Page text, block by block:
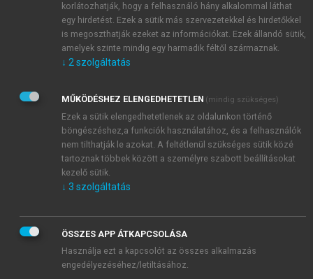
Kérek értesítést a MeRSZ újdonságairól, akcióiról.
Kérek értesítést az Akadémiai Kiadó Zrt. újdonságairól,
Adatkezelési tájékoztatóbanfoglaltakat tudomásul
veszem és elfogadom.
Általános vásárlási feltételeket, valamint a szotar.netés a
mersz.huoldalak licencszerződéseiben foglaltakat
tudomásul veszem és elfogadom.
KIPRÓBÁLOM
korlátozhatják, hogy a felhasználó hány alkalommal láthat
egy hirdetést. Ezek a sütik más szervezetekkel és hirdetőkkel
is megoszthatják ezeket az információkat. Ezek állandó sütik,
amelyek szinte mindig egy harmadik féltől származnak.
↓ 2 szolgáltatás
MŰKÖDÉSHEZ ELENGEDHETETLEN (mindig szükséges)
Ezek a sütik elengedhetetlenek az oldalunkon történő
böngészéshez,a funkciók használatához, és a felhasználók
nem tilthatják le azokat. A feltétlenül szükséges sütik közé
tartoznak többek között a személyre szabott beállításokat
kezelő sütik.
↓ 3 szolgáltatás
ÖSSZES APP ÁTKAPCSOLÁSA
Használja ezt a kapcsolót az összes alkalmazás
engedélyezéséhez/letiltásához.